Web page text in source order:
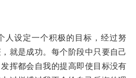
设定一个积极的目标，经过努
就是成功。每个阶段中只要自己
挥都会自我的提高即使目标没有